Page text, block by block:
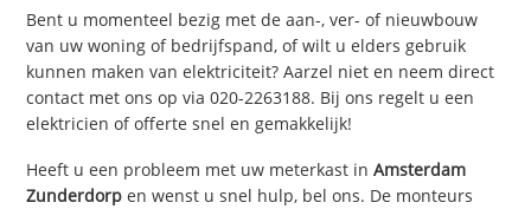
Bent u momenteel bezig met de aan-, ver- of nieuwbouw
van uw woning of bedrijfspand, of wilt u elders gebruik
kunnen maken van elektriciteit? Aarzel niet en neem direct
contact met ons op via 020-2263188. Bij ons regelt u een
elektricien of offerte snel en gemakkelijk!
Heeft u een probleem met uw meterkast inAmsterdam
Zunderdorp en wenst u snel hulp, bel ons. De monteurs